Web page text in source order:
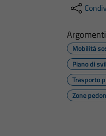
Argomenti
Mobilità
Piano di
Trasporto
Zone